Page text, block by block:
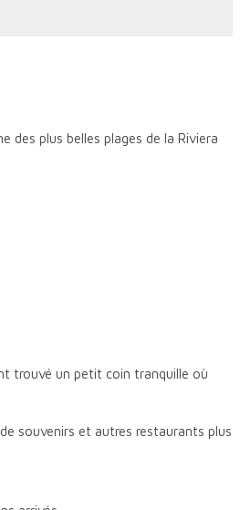
des plus belles plages de la Riviera
trouvé un petit coin tranquille où
souvenirs et autres restaurants plus